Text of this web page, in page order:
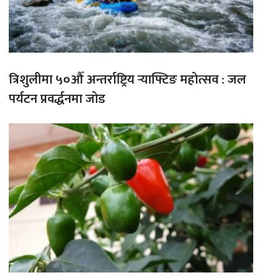
त्रिशुलीमा ५०औँ अन्तर्राष्ट्रिय र्‍याफ्टिङ महोत्सव : जल
पर्यटन प्रवर्द्धनमा जोड